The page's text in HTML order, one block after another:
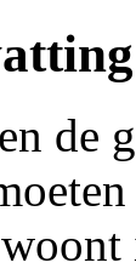
de